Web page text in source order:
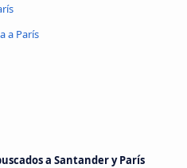
a París
a Santander y París